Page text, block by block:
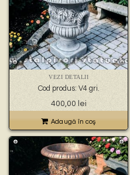
VEZI DETALII
Cod produs: V4 gri.
400,00 lei
Adaugă în coş